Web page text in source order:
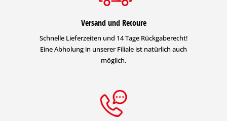
Versand und Retoure
Schnelle Lieferzeiten und 14 Tage Rückgaberecht!
Eine Abholung in unserer Filiale ist natürlich auch
möglich.